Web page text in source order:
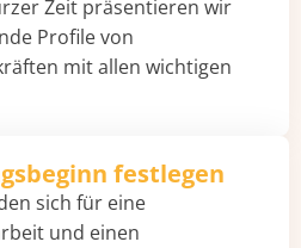
Zeit präsentieren wir
Profile von
mit allen wichtigen
festlegen
sich für eine
und einen